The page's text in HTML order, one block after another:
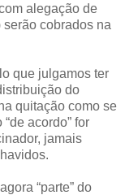
alegação de
cobrados na
que julgamos ter
do
quitação como se
acordo” for
jamais
“parte” do